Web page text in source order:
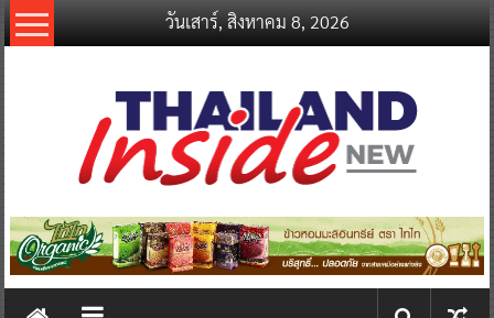
Skip
to
วันเสาร์, สิงหาคม 8, 2026
thailandinsidenew.com
Thailand